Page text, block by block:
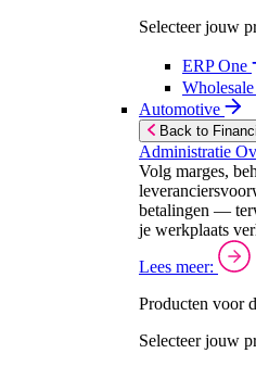
Selecteer jouw
ERP One
Wholesale
Automotive
Back to
Administratie
Volg marges,
betalingen —
je werkplaats
Lees meer:
Producten voor
Selecteer jouw